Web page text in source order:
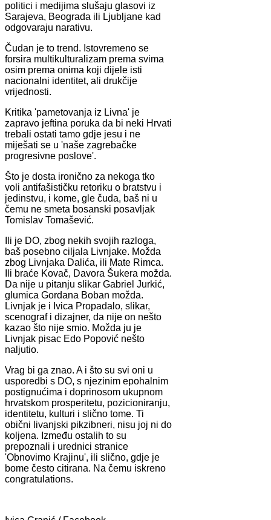
politici i medijima slušaju glasovi iz
Sarajeva, Beograda ili Ljubljane kad
odgovaraju narativu.
Čudan je to trend. Istovremeno se
forsira multikulturalizam prema svima
osim prema onima koji dijele isti
nacionalni identitet, ali drukčije
vrijednosti.
Kritika 'pametovanja iz Livna' je
zapravo jeftina poruka da bi neki Hrvati
trebali ostati tamo gdje jesu i ne
miješati se u 'naše zagrebačke
progresivne poslove'.
Što je dosta ironično za nekoga tko
voli antifašističku retoriku o bratstvu i
jedinstvu, i kome, gle čuda, baš ni u
čemu ne smeta bosanski posavljak
Tomislav Tomašević.
Ili je DO, zbog nekih svojih razloga,
baš posebno ciljala Livnjake. Možda
zbog Livnjaka Dalića, ili Mate Rimca.
Ili braće Kovač, Davora Šukera možda.
Da nije u pitanju slikar Gabriel Jurkić,
glumica Gordana Boban možda.
Livnjak je i Ivica Propadalo, slikar,
scenograf i dizajner, da nije on nešto
kazao što nije smio. Možda ju je
Livnjak pisac Edo Popović nešto
naljutio.
Vrag bi ga znao. A i što su svi oni u
usporedbi s DO, s njezinim epohalnim
postignućima i doprinosom ukupnom
hrvatskom prosperitetu, pozicioniranju,
identitetu, kulturi i slično tome. Ti
obični livanjski pikzibneri, nisu joj ni do
koljena. Između ostalih to su
prepoznali i urednici stranice
'Obnovimo Krajinu', ili slično, gdje je
bome često citirana. Na čemu iskreno
congratulations.